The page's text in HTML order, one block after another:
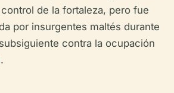
de la fortaleza, pero fue
por insurgentes maltés durante
contra la ocupación